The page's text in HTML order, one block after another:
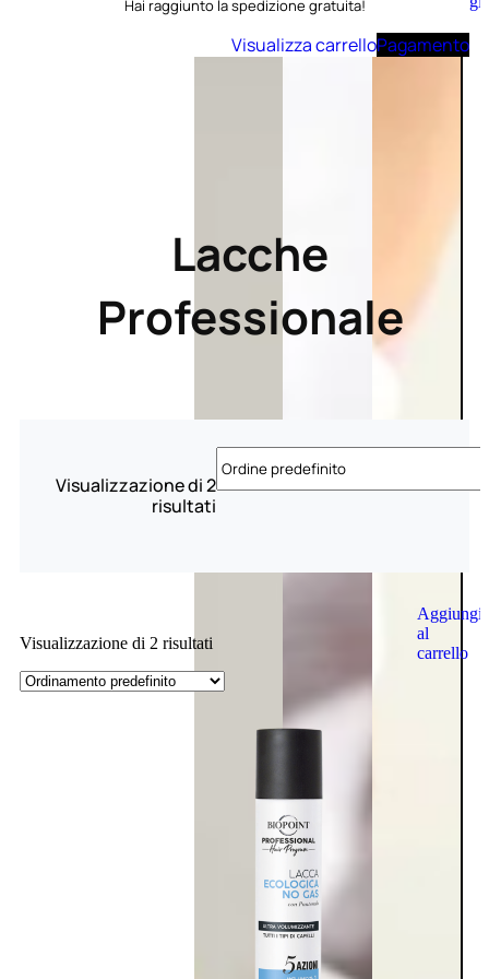
carrello
Aggiungi
al
carrello
Hai raggiunto la spedizione gratuita!
Visualizza carrelloPagamento
Lacche
Professionale
Visualizzazione di 2
risultati
Visualizzazione di 2 risultati